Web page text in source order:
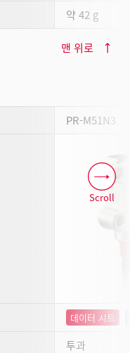
약 42 g
맨 위로
PR-M51N3
데이터 시트
투과
Scroll